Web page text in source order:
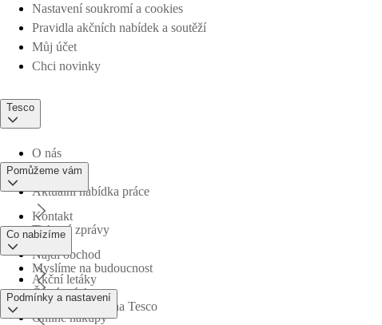
Nastavení soukromí a cookies
Pravidla akčních nabídek a soutěží
Můj účet
Chci novinky
Tesco
O nás
Aktuální nabídka práce
Tiskové zprávy
Myslíme na budoucnost
Obchodní skupina Tesco
Pomůžeme vám
Kontakt
Najdi obchod
Časté otázky
Co nabízíme
Akční letáky
Online nákupy
Podmínky a nastavení